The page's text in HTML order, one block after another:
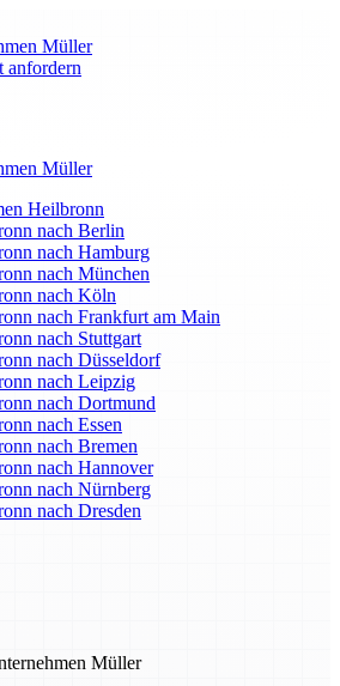
Müller
anfordern
Müller
Heilbronn
nach Berlin
nach Hamburg
nach München
nach Köln
nach Frankfurt am Main
nach Stuttgart
nach Düsseldorf
nach Leipzig
nach Dortmund
nach Essen
nach Bremen
nach Hannover
nach Nürnberg
nach Dresden
Müller